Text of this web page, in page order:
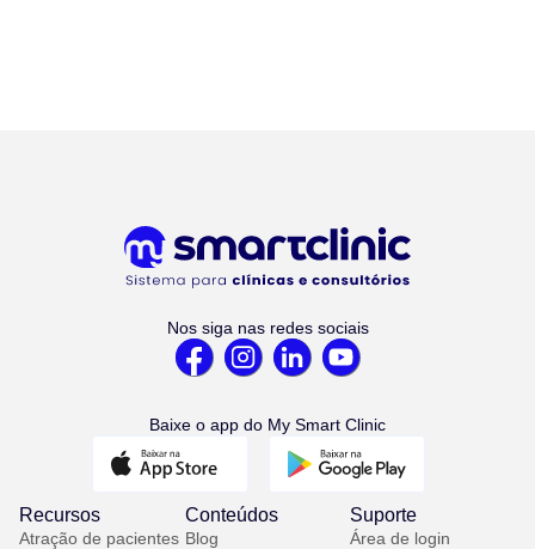
Nos siga nas redes sociais
Baixe o app do My Smart Clinic
Recursos
Atração de pacientes
Conteúdos
Blog
Suporte
Área de login